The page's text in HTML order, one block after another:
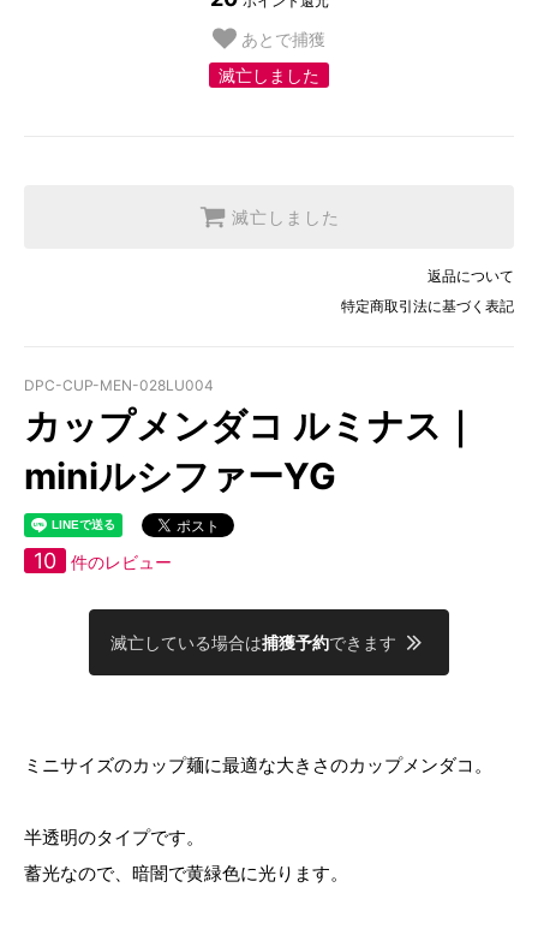
あとで捕獲
滅亡しました
滅亡しました
返品について
特定商取引法に基づく表記
DPC-CUP-MEN-028LU004
カップメンダコ ルミナス｜
miniルシファーYG
10 件のレビュー
滅亡している場合は捕獲予約できます
ミニサイズのカップ麺に最適な大きさのカップメンダコ。
半透明のタイプです。
蓄光なので、暗闇で黄緑色に光ります。